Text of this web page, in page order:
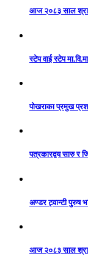
आज २०८३ साल
स्टेप वाई स्टेप
पोखराका प्रमुख
पत्रकारद्वय सारु र
अण्डर ट्वान्टी पुरुष
आज २०८३ साल